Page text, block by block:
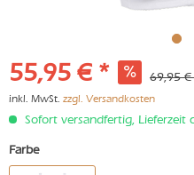
55,95 € * 69,95
inkl. MwSt. zzgl. Versandkosten
Sofort versandfertig, Lieferzeit
Farbe